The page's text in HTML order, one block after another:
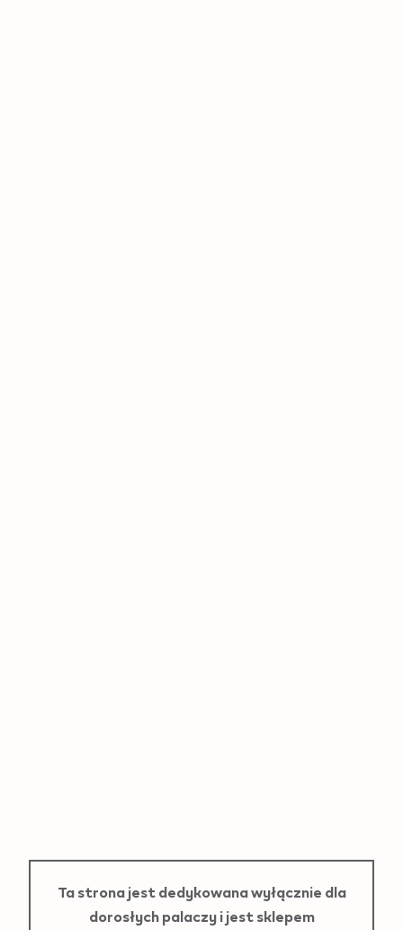
Ta strona jest dedykowana wyłącznie dla
dorosłych palaczy i jest sklepem